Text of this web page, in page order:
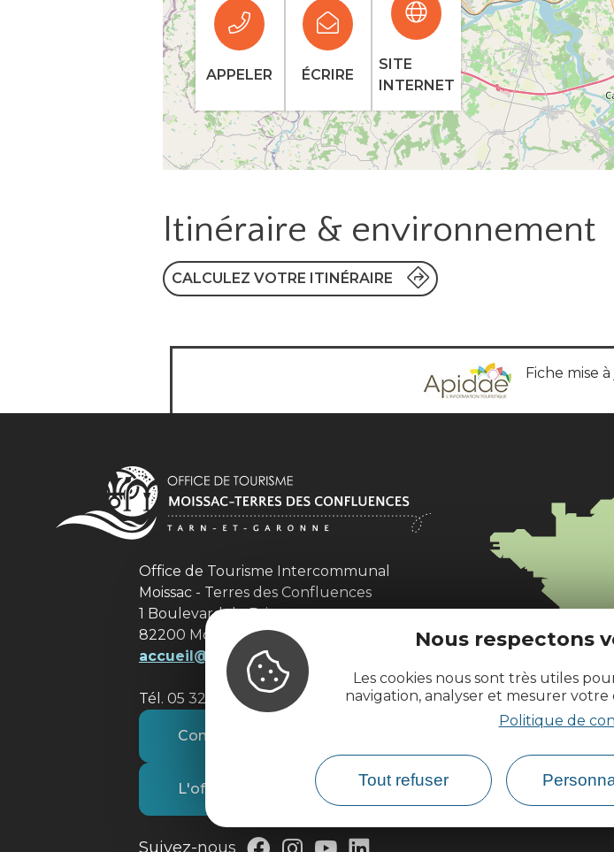
Nous respectons
Les cookies nous sont très utiles
navigation, analyser et mesurer
Politique de
Tout refuser
APPELER ÉCRIRE
SITE
INTERNET
Itinéraire & environnement
CALCULEZ VOTRE ITINÉRAIRE
Fiche mise
Office de Tourisme Intercommunal
Moissac - Terres des Confluences
1 Boulevard de Brienne
82200 Moissac
accueil@tourisme-moissacconfluences.fr
Tél. 05 32 09 69 36
Contactez-nous
L'office de tourisme
Suivez-nous
Comment venir